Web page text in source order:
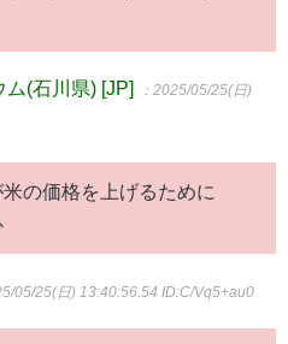
(石川県) [JP] ：2025/05/25(日)
の価格を上げるために
05/25(日) 13:40:56.54 ID:C/Vq5+au0